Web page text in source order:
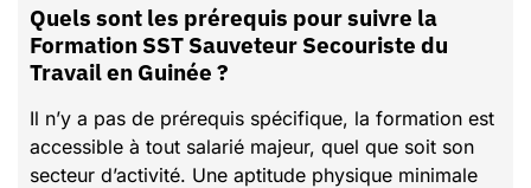
Quels sont les prérequis pour suivre la
Formation SST Sauveteur Secouriste du
Travail en Guinée ?
Il n’y a pas de prérequis spécifique, la formation est
accessible à tout salarié majeur, quel que soit son
secteur d’activité. Une aptitude physique minimale